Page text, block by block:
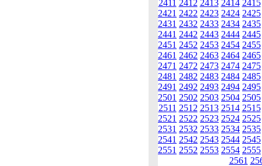
2411 2412 2413 2414 2415
2421 2422 2423 2424 2425
2431 2432 2433 2434 2435
2441 2442 2443 2444 2445
2451 2452 2453 2454 2455
2461 2462 2463 2464 2465
2471 2472 2473 2474 2475
2481 2482 2483 2484 2485
2491 2492 2493 2494 2495
2501 2502 2503 2504 2505
2511 2512 2513 2514 2515
2521 2522 2523 2524 2525
2531 2532 2533 2534 2535
2541 2542 2543 2544 2545
2551 2552 2553 2554 2555
2561